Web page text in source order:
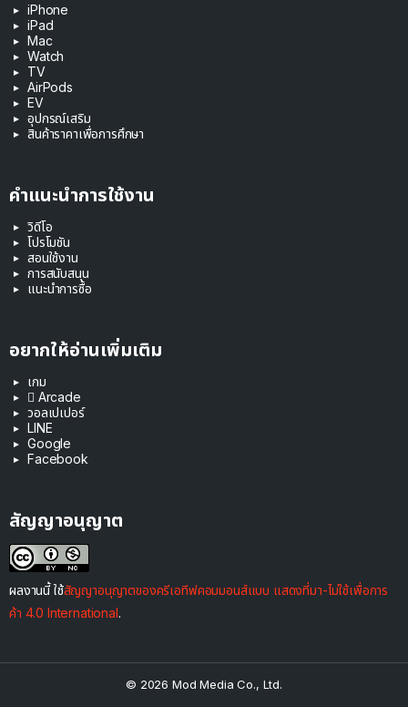
iPhone
iPad
Mac
Watch
TV
AirPods
EV
อุปกรณ์เสริม
สินค้าราคาเพื่อการศึกษา
คำแนะนำการใช้งาน
วิดีโอ
โปรโมชัน
สอนใช้งาน
การสนับสนุน
แนะนำการซื้อ
อยากให้อ่านเพิ่มเติม
เกม
 Arcade
วอลเปเปอร์
LINE
Google
Facebook
สัญญาอนุญาต
ผลงานนี้ ใช้สัญญาอนุญาตของครีเอทีฟคอมมอนส์แบบ แสดงที่มา-ไม่ใช้เพื่อการ
ค้า 4.0 International.
© 2026 Mod Media Co., Ltd.